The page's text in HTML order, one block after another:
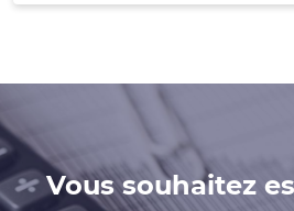
Vous souhaitez